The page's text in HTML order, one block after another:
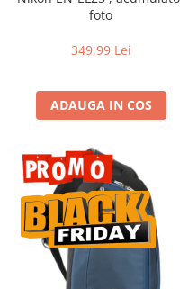
Compatibil Sony
Comander TTL
Cabluri si Patine Sincron
Alimentare auxiliara blitz
Protectie patina apa, ploaie
Bounce-uri, Softbox-uri
Ring-Flash Adaptor
foto
349,99 Lei
ADAUGA IN COS